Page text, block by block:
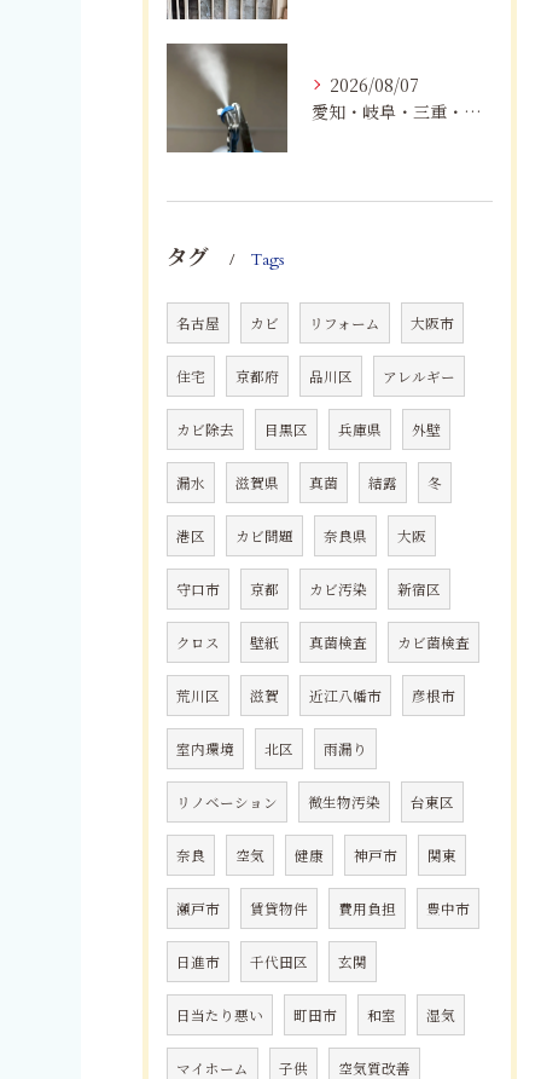
2026/08/07
愛知・岐阜・三重・静岡でカビアレルギーにお悩みの方へ｜MIST工法®による安全なカビ対策と健康な住まいづくり
タグ Tags
名古屋 カビ リフォーム 大阪市
住宅 京都府 品川区 アレルギー
カビ除去 目黒区 兵庫県 外壁
漏水 滋賀県 真菌 結露 冬
港区 カビ問題 奈良県 大阪
守口市 京都 カビ汚染 新宿区
クロス 壁紙 真菌検査 カビ菌検査
荒川区 滋賀 近江八幡市 彦根市
室内環境 北区 雨漏り
リノベーション 微生物汚染 台東区
奈良 空気 健康 神戸市 関東
瀬戸市 賃貸物件 費用負担 豊中市
日進市 千代田区 玄関
日当たり悪い 町田市 和室 湿気
マイホーム 子供 空気質改善